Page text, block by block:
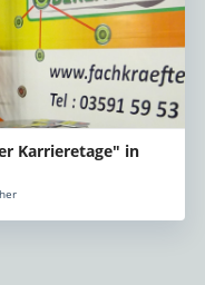
Karrieretage" in